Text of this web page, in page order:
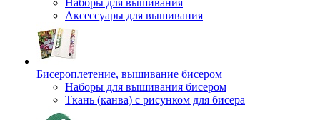
Наборы для вышивания
Аксессуары для вышивания
Бисероплетение, вышивание бисером
Наборы для вышивания бисером
Ткань (канва) с рисунком для бисера